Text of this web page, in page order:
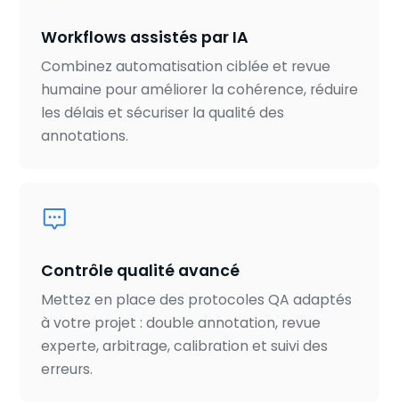
Workflows assistés par IA
Combinez automatisation ciblée et revue
humaine pour améliorer la cohérence, réduire
les délais et sécuriser la qualité des
annotations.
Contrôle qualité avancé
Mettez en place des protocoles QA adaptés
à votre projet : double annotation, revue
experte, arbitrage, calibration et suivi des
erreurs.